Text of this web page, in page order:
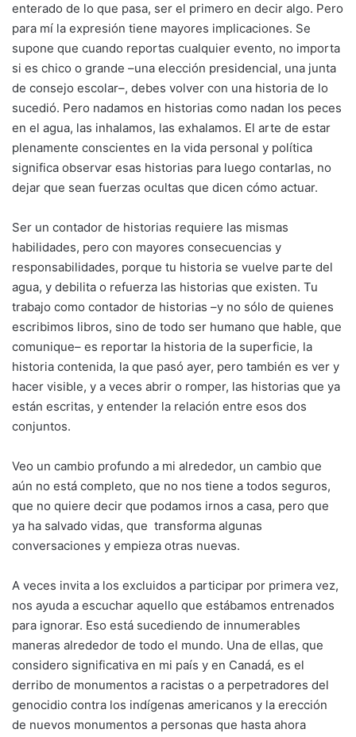
enterado de lo que pasa, ser el primero en decir algo. Pero
para mí la expresión tiene mayores implicaciones. Se
supone que cuando reportas cualquier evento, no importa
si es chico o grande –una elección presidencial, una junta
de consejo escolar–, debes volver con una historia de lo
sucedió. Pero nadamos en historias como nadan los peces
en el agua, las inhalamos, las exhalamos. El arte de estar
plenamente conscientes en la vida personal y política
significa observar esas historias para luego contarlas, no
dejar que sean fuerzas ocultas que dicen cómo actuar.
Ser un contador de historias requiere las mismas
habilidades, pero con mayores consecuencias y
responsabilidades, porque tu historia se vuelve parte del
agua, y debilita o refuerza las historias que existen. Tu
trabajo como contador de historias –y no sólo de quienes
escribimos libros, sino de todo ser humano que hable, que
comunique– es reportar la historia de la superficie, la
historia contenida, la que pasó ayer, pero también es ver y
hacer visible, y a veces abrir o romper, las historias que ya
están escritas, y entender la relación entre esos dos
conjuntos.
Veo un cambio profundo a mi alrededor, un cambio que
aún no está completo, que no nos tiene a todos seguros,
que no quiere decir que podamos irnos a casa, pero que
ya ha salvado vidas, que transforma algunas
conversaciones y empieza otras nuevas.
A veces invita a los excluidos a participar por primera vez,
nos ayuda a escuchar aquello que estábamos entrenados
para ignorar. Eso está sucediendo de innumerables
maneras alrededor de todo el mundo. Una de ellas, que
considero significativa en mi país y en Canadá, es el
derribo de monumentos a racistas o a perpetradores del
genocidio contra los indígenas americanos y la erección
de nuevos monumentos a personas que hasta ahora